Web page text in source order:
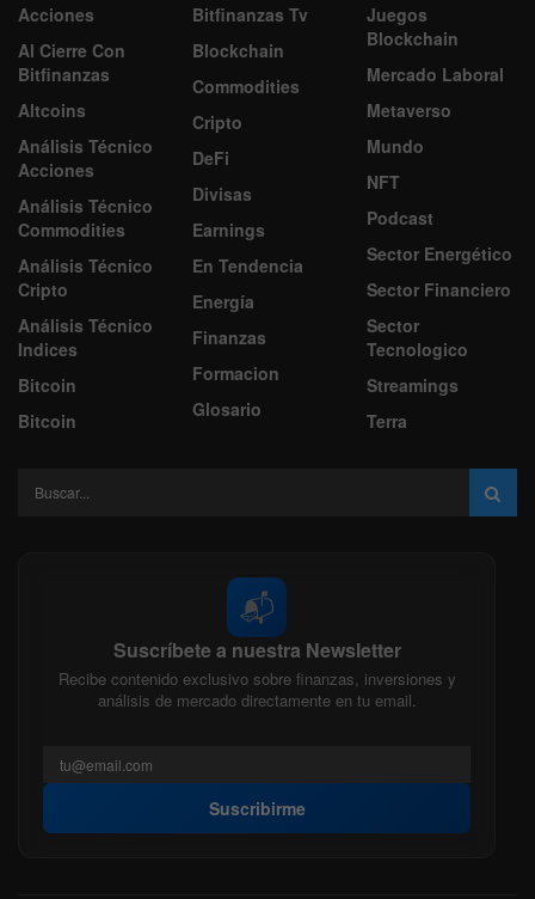
Acciones
Al Cierre Con
Bitfinanzas
Altcoins
Análisis Técnico
Acciones
Análisis Técnico
Commodities
Análisis Técnico
Cripto
Análisis Técnico
Indices
Bitcoin
Bitcoin
Bitfinanzas Tv
Blockchain
Commodities
Cripto
DeFi
Divisas
Earnings
En Tendencia
Energía
Finanzas
Formacion
Glosario
Juegos
Blockchain
Mercado Laboral
Metaverso
Mundo
NFT
Podcast
Sector Energético
Sector Financiero
Sector
Tecnologico
Streamings
Terra
📬
Suscríbete a nuestra Newsletter
Recibe contenido exclusivo sobre finanzas, inversiones y
análisis de mercado directamente en tu email.
Suscribirme